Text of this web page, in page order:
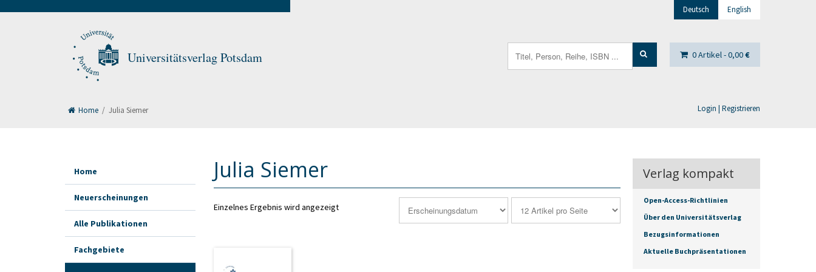
Universitätsverlag Potsdam
Deutsch English
0 Artikel -0,00€
Login | Registrieren
for:
Home / Julia Siemer
Julia Siemer
Einzelnes Ergebnis wird angezeigt
Home
Neuerscheinungen
Alle Publikationen
Fachgebiete
Verlag kompakt
Open-Access-Richtlinien
Über den Universitätsverlag
Bezugsinformationen
Aktuelle Buchpräsentationen